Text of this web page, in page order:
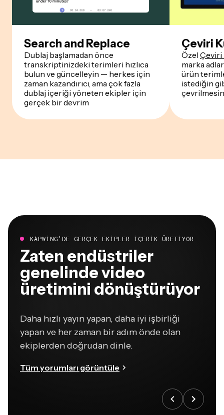
Search and Replace
Dublaj başlamadan önce
transkriptinizdeki terimleri hızlıca
bulun ve güncelleyin — herkes için
zaman kazandırıcı, ama çok fazla
dublaj içeriği yöneten ekipler için
gerçek bir devrim
Çeviri
Özel Çeviri
marka
ürün
istediğin
KAPWING'DE GERÇEK EKIPLER IÇERIK ÜRETIYOR
Zaten endüstriler
genelinde video
üretimini dönüştürüyor
Daha hızlı yayın yapan, daha iyi işbirliği
yapan ve her zaman bir adım önde olan
ekiplerden doğrudan dinle.
Tüm yorumları görüntüle